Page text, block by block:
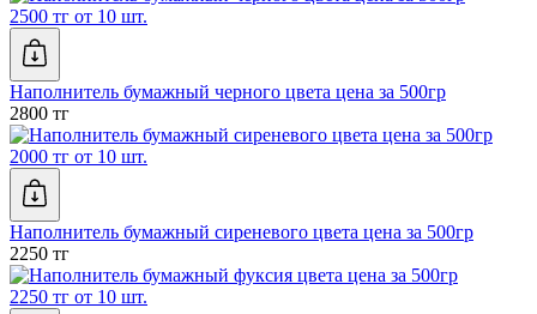
2500 тг от 10 шт.
Наполнитель бумажный черного цвета цена за 500гр
2800 тг
2000 тг от 10 шт.
Наполнитель бумажный сиреневого цвета цена за 500гр
2250 тг
2250 тг от 10 шт.